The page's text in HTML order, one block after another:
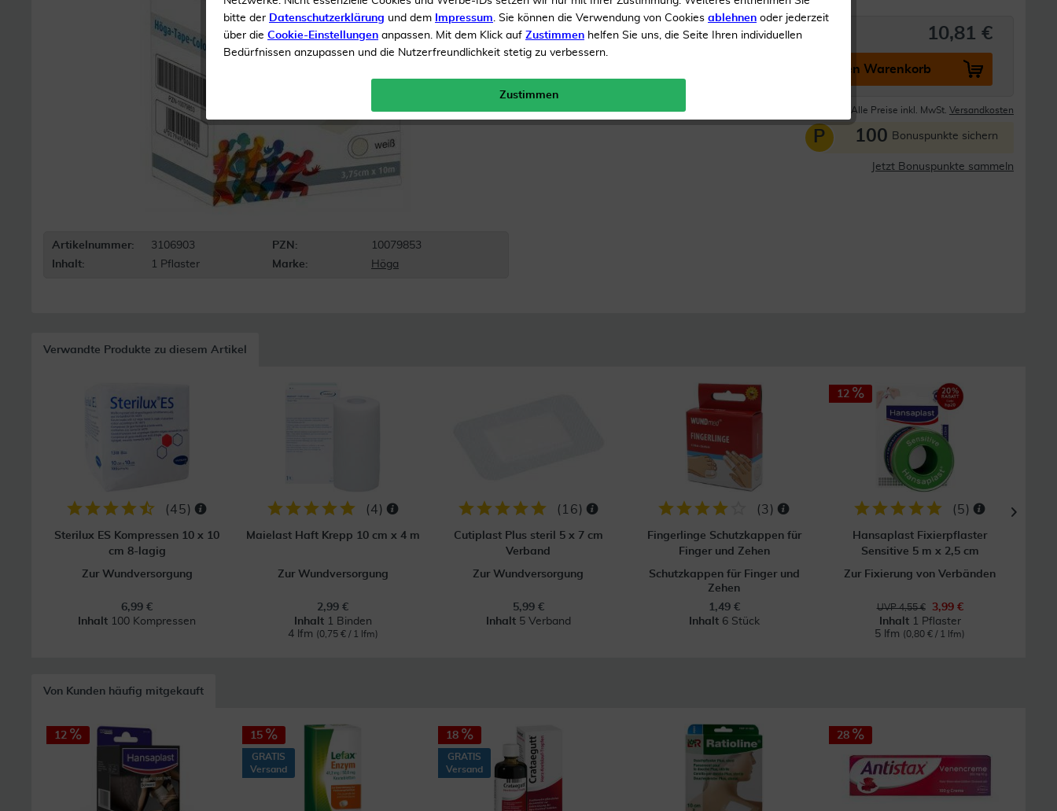
Artikelnummer: 3106903 PZN:
10079853
Inhalt:
1 Pflaster Marke: Höga
Inhalt1 Pflaster 10,81 €
In den Warenkorb
Gratis Versand ab 19 € Alle Preise inkl. MwSt. Versandkosten
P 100 Bonuspunkte sichern
Jetzt Bonuspunkte sammeln
Verwandte Produkte zu diesem Artikel
(45)
Sterilux ES Kompressen 10 x 10
cm 8-lagig
Zur Wundversorgung
6,99 €
Inhalt 100 Kompressen
(4)
Maielast Haft Krepp 10 cm x 4 m
Zur Wundversorgung
2,99 €
Inhalt 1 Binden
4 lfm (0,75 € / 1 lfm)
( 16)
Cutiplast Plus steril 5 x 7 cm
Verband
Zur Wundversorgung
5,99 €
Inhalt 5 Verband
(3)
Fingerlinge Schutzkappen für
Finger und Zehen
Schutzkappen für Finger und
Zehen
1,49 €
Inhalt 6 Stück
12
(5)
Hansaplast Fixierpflaster
Sensitive 5 m x 2,5 cm
Zur Fixierung von Verbänden
UVP 4,55 €
3,99 €
Inhalt 1 Pflaster
5 lfm (0,80 € / 1 lfm)
Von Kunden häufig mitgekauft
12 15
GRATIS
Versand
18
GRATIS
Versand
28
bitte der Datenschutzerklärung und dem Impressum. Sie können die Verwendung von Cookies ablehnen oder jederzeit
über die Cookie-Einstellungen anpassen. Mit dem Klick auf Zustimmen helfen Sie uns, die Seite Ihren individuellen
Bedürfnissen anzupassen und die Nutzerfreundlichkeit stetig zu verbessern.
Zustimmen